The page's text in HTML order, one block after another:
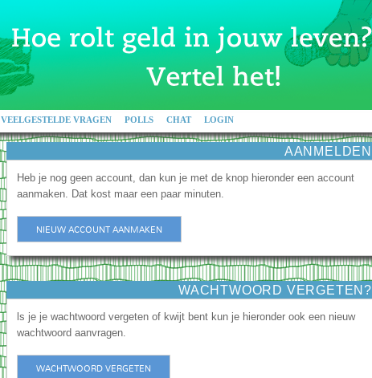
VEELGESTELDE VRAGEN POLLS CHAT LOGIN
AANMELDEN
Heb je nog geen account, dan kun je met de knop hieronder een account
aanmaken. Dat kost maar een paar minuten.
NIEUW ACCOUNT AANMAKEN
WACHTWOORD VERGETEN?
ls je je wachtwoord vergeten of kwijt bent kun je hieronder ook een nieuw
wachtwoord aanvragen.
WACHTWOORD VERGETEN